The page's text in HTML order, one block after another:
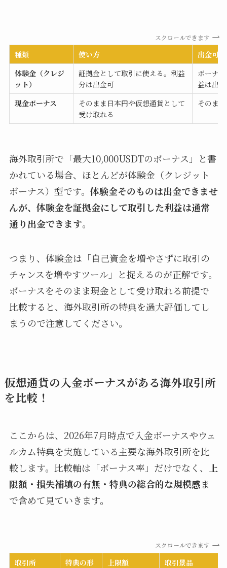
スクロールできます
種類 使い方
出金可否
体験金（クレジ
ット）
証拠金として取引に使える。利益
分は出金可
ボーナ
益は出
現金ボーナス
そのまま日本円や仮想通貨として
受け取れる
そのま
海外取引所で「最大10,000USDTのボーナス」と書
かれている場合、ほとんどが体験金（クレジット
ボーナス）型です。 体験金そのものは出金できませ
んが、体験金を証拠金にして取引した利益は通常
通り出金できます。
つまり、体験金は「自己資金を増やさずに取引の
チャンスを増やすツール」と捉えるのが正解です。
ボーナスをそのまま現金として受け取れる前提で
比較すると、海外取引所の特典を過大評価してし
まうので注意してください。
仮想通貨の入金ボーナスがある海外取引所
を比較！
ここからは、2026年7月時点で入金ボーナスやウェ
ルカム特典を実施している主要な海外取引所を比
較します。比較軸は「ボーナス率」だけでなく、
上
限額・損失補填の有無・特典の総合的な規模感ま
で含めて見ていきます。
スクロールできます
取引所 特典の形 上限額 取引景品